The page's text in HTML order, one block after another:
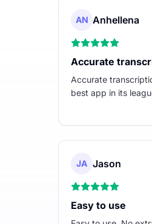
AN Anhellena
Accurate
Accurate
best app in its
JA Jason
Easy to use